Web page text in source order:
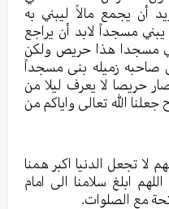
أن یجمع مالاً لیبني به
مسجداً لابد أن یراجع
مسجدا هذا حریص ولکن
زمیله بنی مسجداً
حریصا لا یعرف لیلا من
الله تعالی وایاکم من
لا تجعل الدنیا اکبر همنا
ابلغ سلامنا الی امام
مع الصلوات.